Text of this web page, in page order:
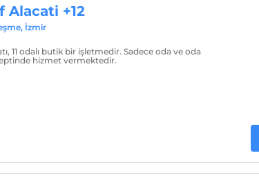
Alacati +12
İzmir
11 odalı butik bir işletmedir. Sadece oda ve oda
hizmet vermektedir.